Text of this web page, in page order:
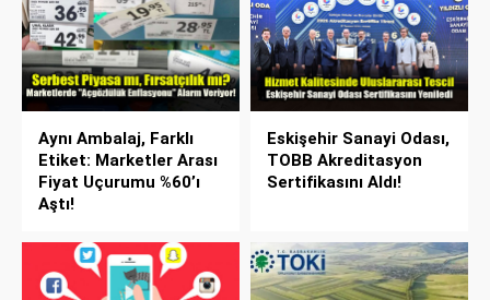
Aynı Ambalaj, Farklı
Etiket: Marketler Arası
Fiyat Uçurumu %60’ı
Aştı!
Eskişehir Sanayi Odası,
TOBB Akreditasyon
Sertifikasını Aldı!